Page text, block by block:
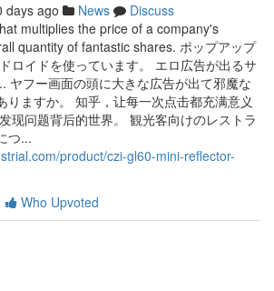
days ago News
Discuss
multiplies the price of a company's
quantity of fantastic shares. ポップアップ
ロイドを使っています。 エロ広告が出るサ
ヤフー画面の頭に大きな広告が出て邪魔な
りますか。 知乎，让每一次点击都充满意义
问题背后的世界。 観光客向けのレストラ
つ...
product/czi-gl60-mini-reflector-
Who Upvoted